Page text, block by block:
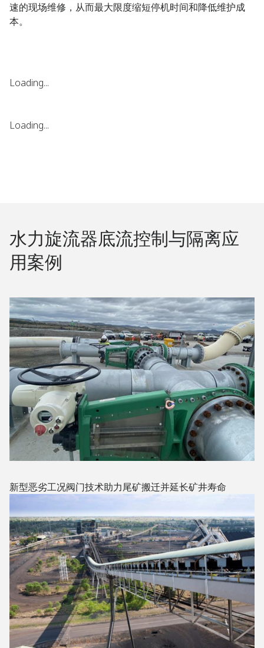
速的现场维修，从而最大限度缩短停机时间和降低维护成
本。
Loading...
Loading...
水力旋流器底流控制与隔离应
用案例
新型恶劣工况阀门技术助力尾矿搬迁并延长矿井寿命